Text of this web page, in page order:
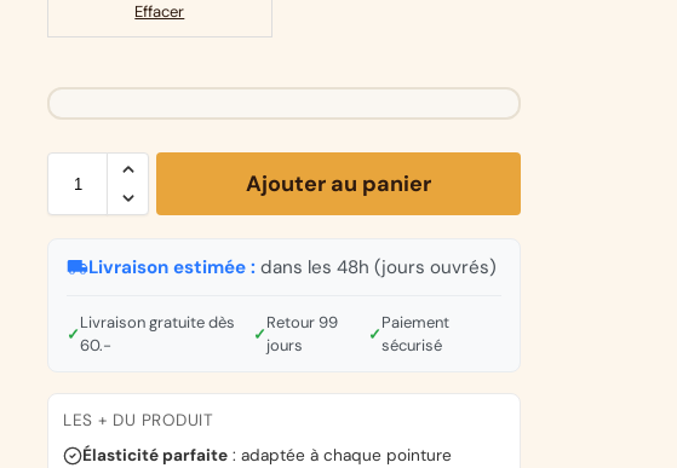
Effacer
Ajouter au panier
Livraison estimée : dans les 48h (jours ouvrés)
✓
Livraison gratuite dès
60.-
✓
Retour 99
jours
✓
Paiement
sécurisé
LES + DU PRODUIT
Élasticité parfaite : adaptée à chaque pointure